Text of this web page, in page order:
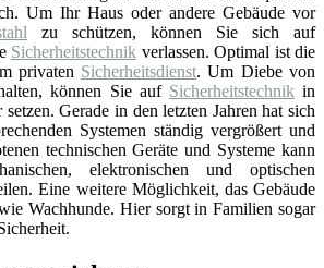
Um Ihr Haus oder andere Gebäude vor
zu schützen, können Sie sich auf
Sicherheitstechnik verlassen. Optimal ist die
privaten Sicherheitsdienst. Um Diebe von
können Sie auf Sicherheitstechnikin
Gerade in den letzten Jahren hat sich
Systemen ständig vergrößert und
technischen Geräte und Systeme kann
elektronischen und optischen
Eine weitere Möglichkeit, das Gebäude
Wachhunde. Hier sorgt in Familien sogar